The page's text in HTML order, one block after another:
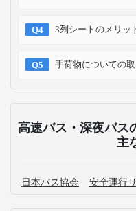
3列シートのメリッ
手荷物についての
高速バス・深夜バス
主
日本バス協会 安全運行